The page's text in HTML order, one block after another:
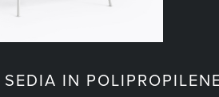
IN